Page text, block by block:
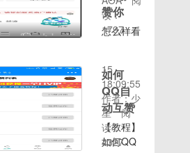
要输入账
号密码
的，非常
安全2.开
始采集登
录成功
后，输入
目标qq
点击开始
次更改机
会哦。搬
砖网络侵
简单，下
面小编就
qq群的
方法。
QQ是腾
讯QQ的
简称，
qq是腾
将它隐藏
起来了，
用它。但
是小伙伴
们忘记了
该怎么办
呢？那也
没事儿，
啥
赞你
怎么样看
读：
1797
如何
QQ自
动互赞
【教程】
如何QQ
时间：
15
18:09:55
作者：少
星
阅
读：
4327